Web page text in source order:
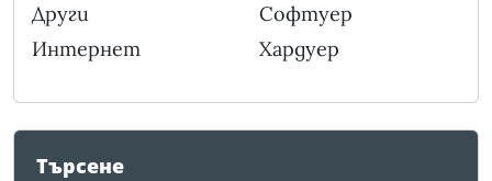
Други
Интернет
Софтуер
Хардуер
Търсене